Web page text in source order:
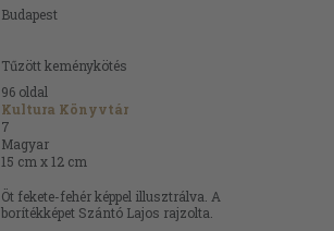
Budapest
Tűzött keménykötés
96 oldal
Kultura Könyvtár
7
Magyar
15 cm x 12 cm
Öt fekete-fehér képpel illusztrálva. A
borítékképet Szántó Lajos rajzolta.